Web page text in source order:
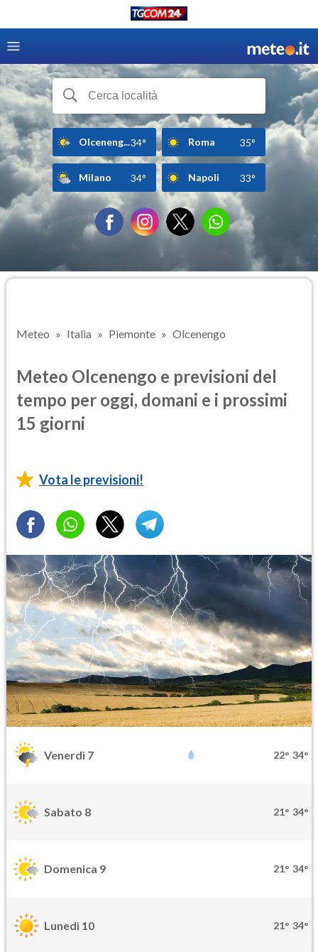
Olceneng...34° Roma 35°
Milano 34° Napoli 33°
Meteo Italia Piemonte Olcenengo
Meteo Olcenengo e previsioni del
tempo per oggi, domani e i prossimi
15 giorni
Vota le previsioni!
Venerdì 7 22° 34°
Sabato 8 21° 34°
Domenica 9 21° 34°
Lunedì 10 21° 34°